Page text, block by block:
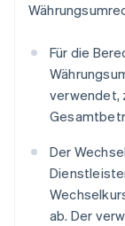
Für die
verwendet,
Der
ab. Der